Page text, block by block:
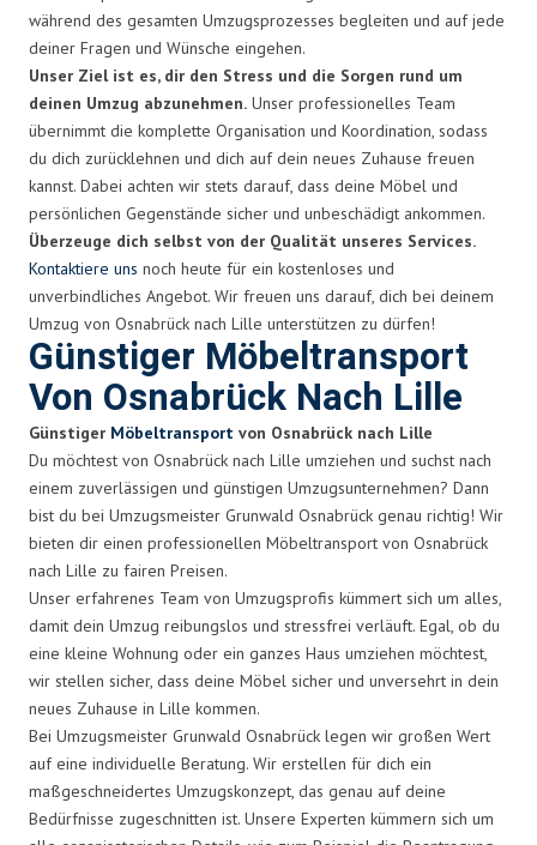
während des gesamten Umzugsprozesses begleiten und auf jede
deiner Fragen und Wünsche eingehen.
Unser Ziel ist es, dir den Stress und die Sorgen rund um
deinen Umzug abzunehmen. Unser professionelles Team
übernimmt die komplette Organisation und Koordination, sodass
du dich zurücklehnen und dich auf dein neues Zuhause freuen
kannst. Dabei achten wir stets darauf, dass deine Möbel und
persönlichen Gegenstände sicher und unbeschädigt ankommen.
Überzeuge dich selbst von der Qualität unseres Services.
Kontaktiere uns noch heute für ein kostenloses und
unverbindliches Angebot. Wir freuen uns darauf, dich bei deinem
Umzug von Osnabrück nach Lille unterstützen zu dürfen!
Günstiger Möbeltransport
Von Osnabrück Nach Lille
Günstiger Möbeltransport von Osnabrück nach Lille
Du möchtest von Osnabrück nach Lille umziehen und suchst nach
einem zuverlässigen und günstigen Umzugsunternehmen? Dann
bist du bei Umzugsmeister Grunwald Osnabrück genau richtig! Wir
bieten dir einen professionellen Möbeltransport von Osnabrück
nach Lille zu fairen Preisen.
Unser erfahrenes Team von Umzugsprofis kümmert sich um alles,
damit dein Umzug reibungslos und stressfrei verläuft. Egal, ob du
eine kleine Wohnung oder ein ganzes Haus umziehen möchtest,
wir stellen sicher, dass deine Möbel sicher und unversehrt in dein
neues Zuhause in Lille kommen.
Bei Umzugsmeister Grunwald Osnabrück legen wir großen Wert
auf eine individuelle Beratung. Wir erstellen für dich ein
maßgeschneidertes Umzugskonzept, das genau auf deine
Bedürfnisse zugeschnitten ist. Unsere Experten kümmern sich um